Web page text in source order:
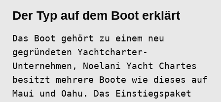
Der Typ auf dem Boot erklärt
Das Boot gehört zu einem neu
gegründeten Yachtcharter-
Unternehmen, Noelani Yacht Chartes
besitzt mehrere Boote wie dieses auf
Maui und Oahu. Das Einstiegspaket